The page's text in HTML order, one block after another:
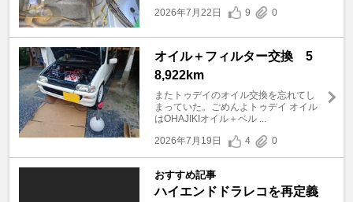
2026年7月22日
9 0
オイル＋フィルター交換 5
8,922km
またトゥデイのオイル交換を忘れてし
まっていた。ごめんよトゥデイ オイル
はOHAJIKIオイル＋ベル ...
2026年7月19日
4 0
おすすめ記事
ハイエンドドラレコを再定義